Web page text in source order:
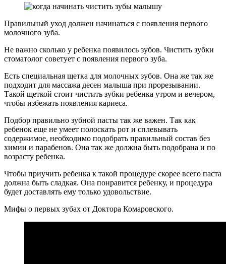
Правильный уход должен начинаться с появления первого
молочного зуба.
Не важно сколько у ребенка появилось зубов. Чистить зубки
стоматолог советует с появления первого зуба.
Есть специальная щетка для молочных зубов. Она же так же
подходит для массажа десен малыша при прорезывании.
Такой щеткой стоит чистить зубки ребенка утром и вечером,
чтобы избежать появления кариеса.
Подбор правильно зубной пасты так же важен. Так как
ребенок еще не умеет полоскать рот и сплевывать
содержимое, необходимо подобрать правильный состав без
химии и парабенов. Она так же должна быть подобрана и по
возрасту ребенка.
Чтобы приучить ребенка к такой процедуре скорее всего паста
должна быть сладкая. Она понравится ребенку, и процедура
будет доставлять ему только удовольствие.
Мифы о первых зубах от Доктора Комаровского.